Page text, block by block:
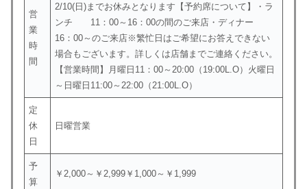
営
業
時
間
2/10(日)までお休みとなります【予約席について】・ラ
ンチ 11：00～16：00の間のご来店・ディナー
16：00～のご来店※繁忙日はご希望にお答えできない
場合もございます。詳しくは店舗までご連絡ください。
【営業時間】月曜日11：00～20:00（19:00L.O）火曜日
～日曜日11:00～22:00（21:00L.O）
定
休
日
日曜営業
予
算
￥2,000～￥2,999￥1,000～￥1,999